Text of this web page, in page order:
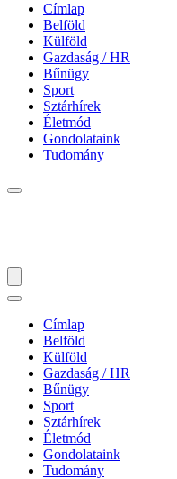
Címlap
Belföld
Külföld
Gazdaság / HR
Bűnügy
Sport
Sztárhírek
Életmód
Gondolataink
Tudomány
Címlap
Belföld
Külföld
Gazdaság / HR
Bűnügy
Sport
Sztárhírek
Életmód
Gondolataink
Tudomány